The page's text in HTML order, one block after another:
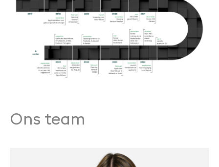
Ons team